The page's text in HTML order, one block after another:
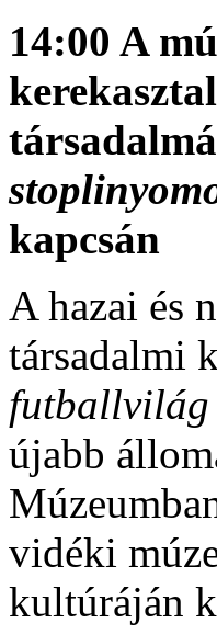
14:00 A
kapcsán
A hazai és
társadalmi
futballvilág
újabb
vidéki
kultúráján